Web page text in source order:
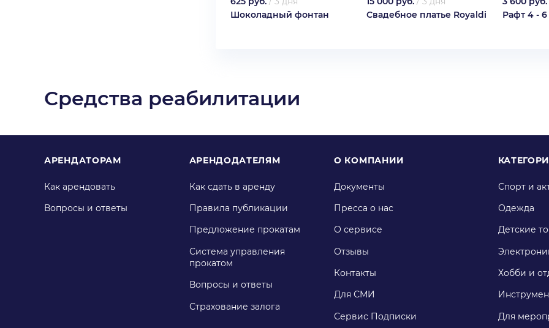
Шоколадный фонтан
Свадебное платье Royaldi
Рафт 4 - 6
Средства реабилитации
АРЕНДАТОРАМ
Как арендовать
Вопросы и ответы
АРЕНДОДАТЕЛЯМ
Как сдать в аренду
Правила публикации
Предложение прокатам
Система управления
прокатом
Вопросы и ответы
Страхование залога
О КОМПАНИИ
Документы
Пресса о нас
О сервисе
Отзывы
Контакты
Для СМИ
Сервис Подписки
Спорт и
Одежда
Детские
Хобби и
Для